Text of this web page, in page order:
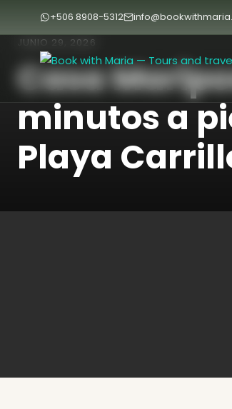
+506 8908-5312
JUNIO 29, 2026
Casa
minutos a
Playa